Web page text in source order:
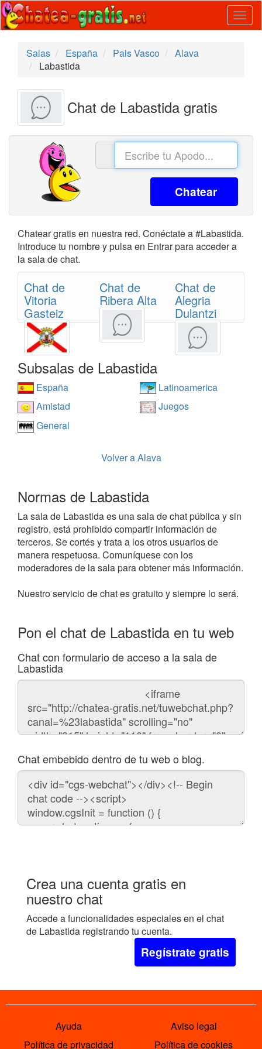
Salas
España Pais Vasco
Alava
Labastida
Chat de Labastida gratis
Chatear
Chatear gratis en nuestra red. Conéctate a #Labastida.
Introduce tu nombre y pulsa en Entrar para acceder a
la sala de chat.
Chat de
Vitoria
Gasteiz
Chat de
Ribera Alta
Chat de
Alegria
Dulantzi
Subsalas de Labastida
España
Latinoamerica
Amistad
Juegos
General
Volver a Alava
Normas de Labastida
La sala de Labastida es una sala de chat pública y sin
registro, está prohibido compartir información de
terceros. Se cortés y trata a los otros usuarios de
manera respetuosa. Comuníquese con los
moderadores de la sala para obtener más información.
Nuestro servicio de chat es gratuito y siempre lo será.
Pon el chat de Labastida en tu web
Chat con formulario de acceso a la sala de
Labastida
Código
chat
Chat embebido dentro de tu web o blog.
Código
para
embeber
chat
Crea una cuenta gratis en
nuestro chat
Accede a funcionalidades especiales en el chat
de Labastida registrando tu cuenta.
Regístrate gratis
Ayuda
Aviso legal
Política de privacidad
Política de cookies